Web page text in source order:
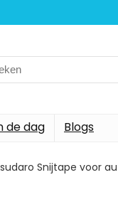
de dag Blogs
Snijtape voor